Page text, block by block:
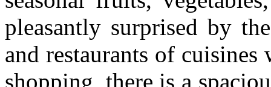
pleasantly surprised by
and restaurants of
shopping, there is a